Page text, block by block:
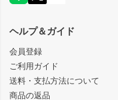
ヘルプ＆ガイド
会員登録
ご利用ガイド
送料・支払方法について
商品の返品